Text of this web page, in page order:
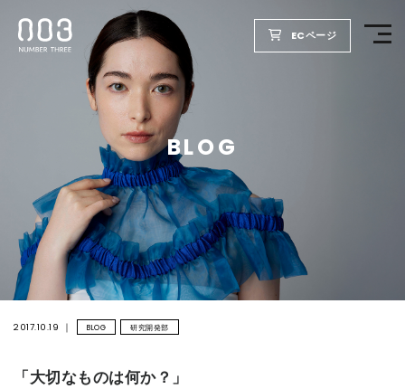
ECページ
BLOG
2017.10.19 BLOG 研究開発部
「大切なものは何か？」
TOP
PRODUCTS
WELLBEING REPORT
FOR SALON
COMPANY
RECRUIT